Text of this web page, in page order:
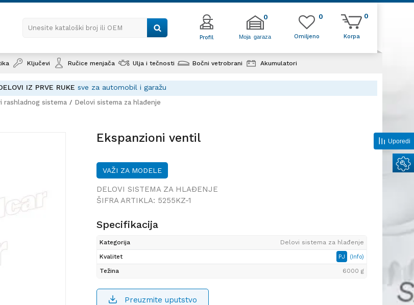
Unesite kataloški broj ili OEM
Profil Moja garaza
0
Korpa
0
Omiljeno
0
Ključevi Ručice menjača Ulja i tečnosti Bočni vetrobrani Akumulatori
IZ PRVE RUKE sve za automobil i garažu
rashladnog sistema Delovi sistema za hlađenje
Ekspanzioni ventil
VAŽI ZA MODELE
DELOVI SISTEMA ZA HLAĐENJE
ŠIFRA ARTIKLA: 5255KZ-1
Specifikacija
Kategorija
Delovi sistema za hlađenje
Kvalitet
PJ (Info)
Težina 6000 g
Preuzmite uputstvo
Uporedi